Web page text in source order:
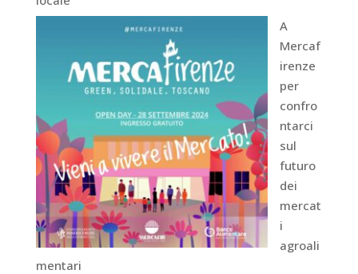
A
Mercaf
irenze
per
confro
ntarci
sul
futuro
dei
mercat
i
agroali
mentari